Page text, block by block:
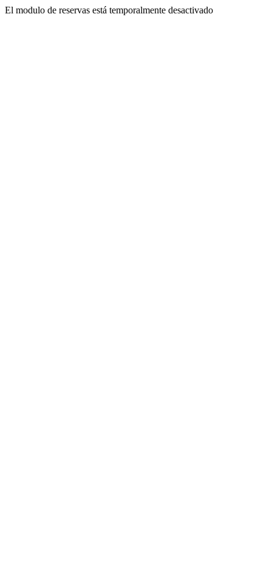
El modulo de reservas está temporalmente desactivado